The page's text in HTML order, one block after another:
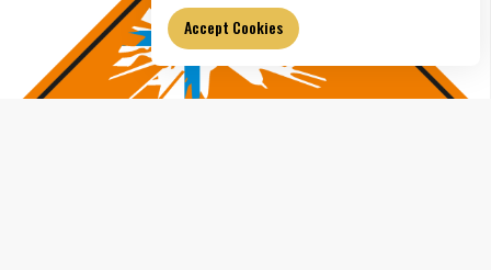
Accept Cookies